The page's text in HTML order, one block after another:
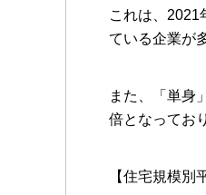
これは、2021
ている企業が
また、「単身
倍となってお
【住宅規模別